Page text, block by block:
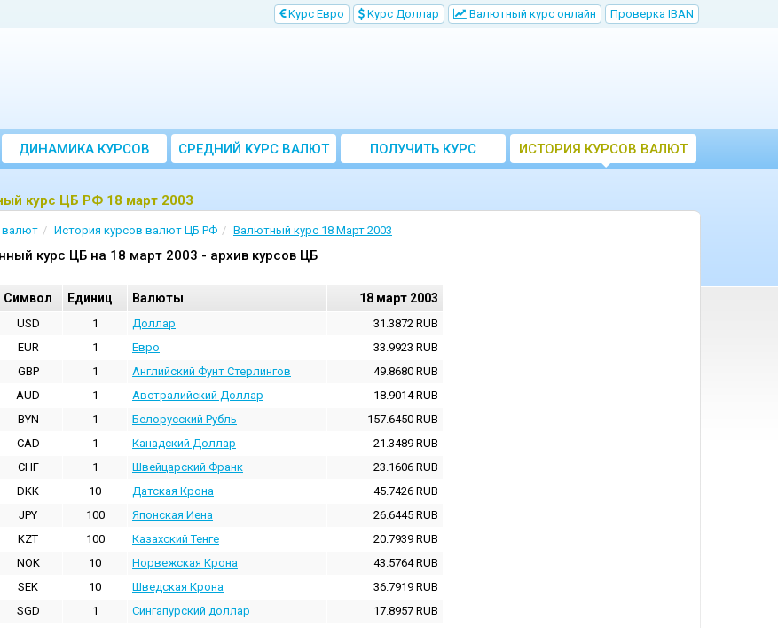
Kурс Евро Kурс Доллар Bалютный курс онлайн Проверка IBAN
ДИНАМИКА КУРСОВ
CРЕДНИЙ КУРС ВАЛЮТ
ЗА МЕСЯЦ
ПОЛУЧИТЬ КУРС
ВАЛЮТ ЦБ
ИСТОРИЯ КУРСОВ ВАЛЮТ
ЦБ РФ
курс ЦБ РФ 18 март 2003
валют История курсов валют ЦБ РФ Валютный курс 18 Март 2003
курс ЦБ на 18 март 2003 - архив курсов ЦБ
Cимвол Единиц Валюты 18 март 2003
USD 1 Доллар 31.3872 RUB
EUR
1 Евро 33.9923 RUB
GBP
1 Английский Фунт Стерлингов 49.8680 RUB
AUD
1 Австралийский Доллар 18.9014RUB
BYN
1 Белорусский Рубль 157.6450 RUB
CAD
1 Канадский Доллар 21.3489 RUB
CHF
1 Швейцарский Франк 23.1606 RUB
DKK
10 Датская Крона 45.7426 RUB
JPY
100 Японская Иена 26.6445 RUB
KZT
100 Казахский Тенге 20.7939 RUB
NOK
10 Норвежская Крона 43.5764RUB
SEK
10 Шведская Крона 36.7919 RUB
SGD
1 Сингапурский доллар 17.8957 RUB